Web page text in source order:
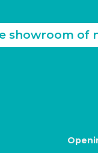
showroom of